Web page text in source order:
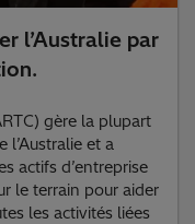
l’Australie par
gère la plupart
l’Australie et a
actifs d’entreprise
le terrain pour aider
les activités liées